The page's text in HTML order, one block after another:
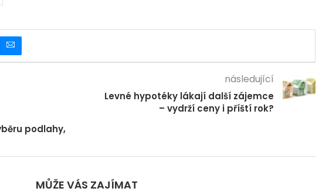
podlahy,
následující
Levné hypotéky lákají další zájemce
– vydrží ceny i příští rok?
MŮŽE VÁS ZAJÍMAT